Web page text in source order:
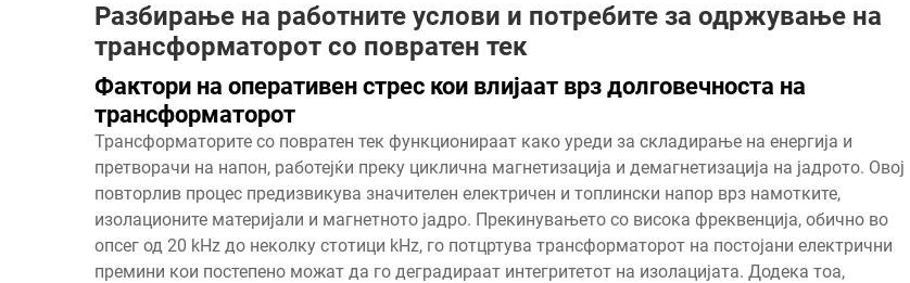
Разбирање на работните услови и потребите за одржување на
трансформаторот со повратен тек
Фактори на оперативен стрес кои влијаат врз долговечноста на
трансформаторот
Трансформаторите со повратен тек функционираат како уреди за складирање на енергија и
претворачи на напон, работејќи преку циклична магнетизација и демагнетизација на јадрото. Овој
повторлив процес предизвикува значителен електричен и топлински напор врз намотките,
изолационите материјали и магнетното јадро. Прекинувањето со висока фреквенција, обично во
опсег од 20 kHz до неколку стотици kHz, го потцртува трансформаторот на постојани електрични
премини кои постепено можат да го деградираат интегритетот на изолацијата. Додека тоа,